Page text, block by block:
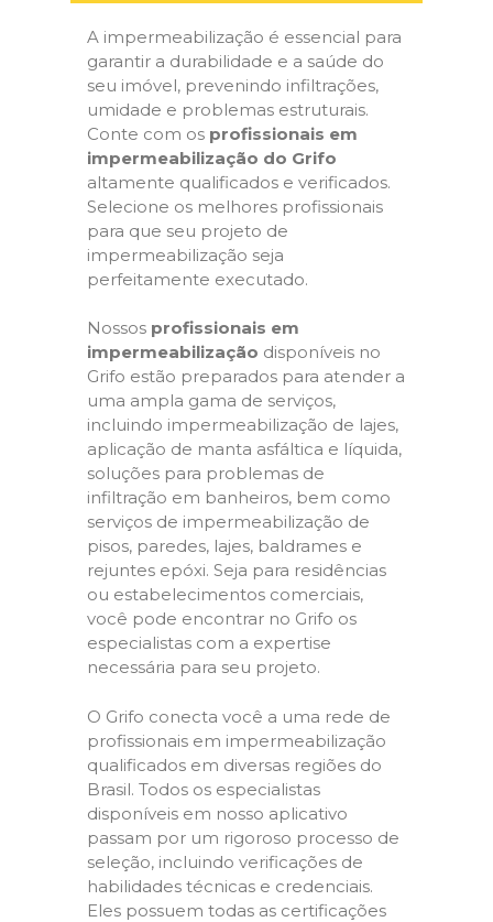
A impermeabilização é essencial para
garantir a durabilidade e a saúde do
seu imóvel, prevenindo infiltrações,
umidade e problemas estruturais.
Conte com os profissionais em
impermeabilização do Grifo
altamente qualificados e verificados.
Selecione os melhores profissionais
para que seu projeto de
impermeabilização seja
perfeitamente executado.
Nossos profissionais em
impermeabilização disponíveis no
Grifo estão preparados para atender a
uma ampla gama de serviços,
incluindo impermeabilização de lajes,
aplicação de manta asfáltica e líquida,
soluções para problemas de
infiltração em banheiros, bem como
serviços de impermeabilização de
pisos, paredes, lajes, baldrames e
rejuntes epóxi. Seja para residências
ou estabelecimentos comerciais,
você pode encontrar no Grifo os
especialistas com a expertise
necessária para seu projeto.
O Grifo conecta você a uma rede de
profissionais em impermeabilização
qualificados em diversas regiões do
Brasil. Todos os especialistas
disponíveis em nosso aplicativo
passam por um rigoroso processo de
seleção, incluindo verificações de
habilidades técnicas e credenciais.
Eles possuem todas as certificações